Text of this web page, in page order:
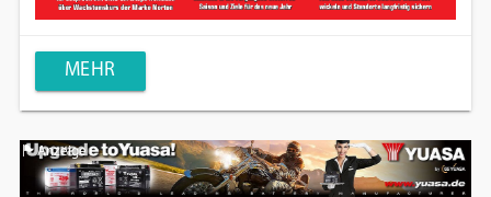
MEHR
Anzeige